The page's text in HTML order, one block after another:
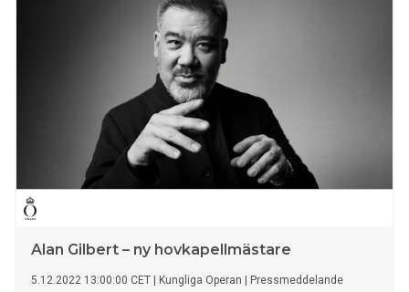
Alan Gilbert – ny hovkapellmästare
5.12.2022 13:00:00 CET Kungliga Operan Pressmeddelande